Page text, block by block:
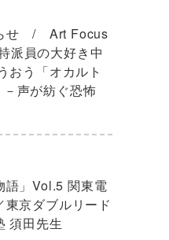
せ / Art Focus
員の大好き中
う「オカルト
声が紡ぐ恐怖
語」Vol.5 関東電
京ダブルリード
須田先生